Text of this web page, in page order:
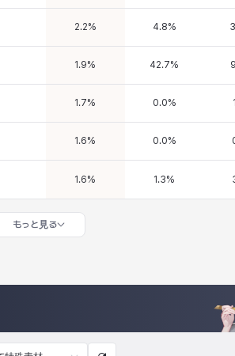
2.2% 4.8%
1.9% 42.7%
1.7% 0.0%
1.6% 0.0%
1.6% 1.3%
もっと見る